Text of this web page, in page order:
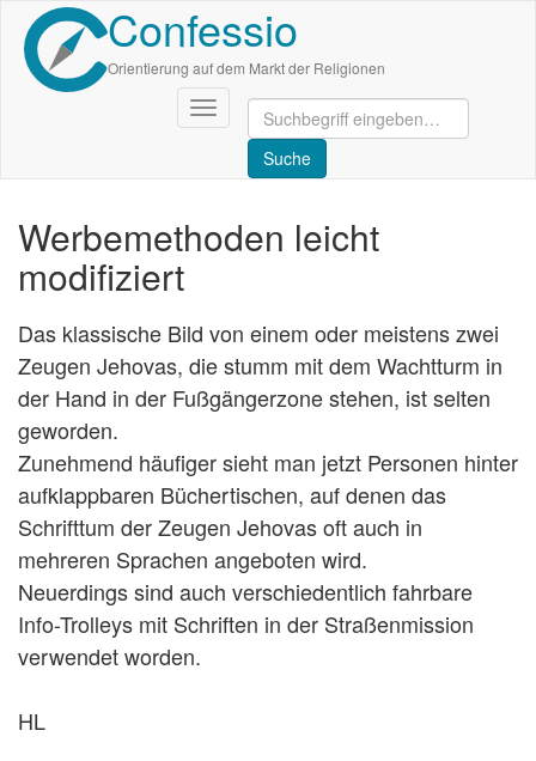
Direkt
zum
Inhalt
Confessio
Orientierung auf dem Markt der Religionen
Navigation
aktivieren/deaktivieren
Werbemethoden leicht
modifiziert
Das klassische Bild von einem oder meistens zwei
Zeugen Jehovas, die stumm mit dem Wachtturm in
der Hand in der Fußgängerzone stehen, ist selten
geworden.
Zunehmend häufiger sieht man jetzt Personen hinter
aufklappbaren Büchertischen, auf denen das
Schrifttum der Zeugen Jehovas oft auch in
mehreren Sprachen angeboten wird.
Neuerdings sind auch verschiedentlich fahrbare
Info-Trolleys mit Schriften in der Straßenmission
verwendet worden.
HL